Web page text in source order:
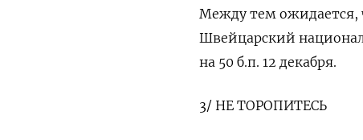
Между тем ожидается,
Швейцарский
на 50 б.п. 12 декабря.
3/ НЕ ТОРОПИТЕСЬ